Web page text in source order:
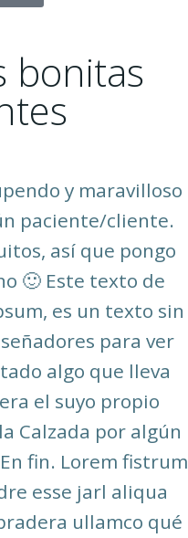
bonitas
y maravilloso
paciente/cliente.
así que pongo
🙂 Este texto de
es un texto sin
para ver
algo que lleva
el suyo propio
Calzada por algún
fin. Lorem fistrum
esse jarl aliqua
ullamco qué